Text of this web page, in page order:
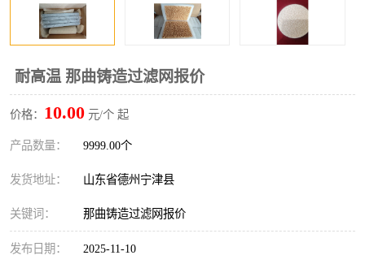
耐高温 那曲铸造过滤网报价
价格： 10.00 元/个 起
产品数量： 9999.00个
发货地址： 山东省德州宁津县
关键词： 那曲铸造过滤网报价
发布日期： 2025-11-10